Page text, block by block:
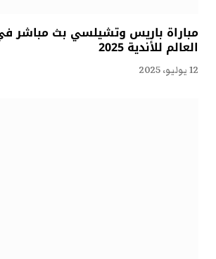
مباراة باريس وتشيلسي بث مباشر
العالم للأندية 2025
12 يوليو، 2025